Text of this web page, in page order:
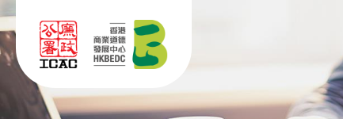
跳到内容（按回车键）